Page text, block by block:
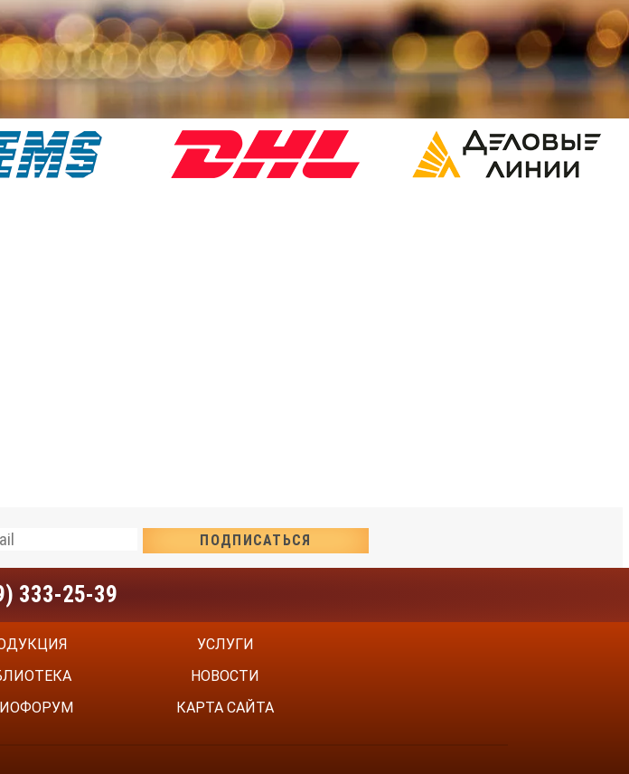
333-25-39
УСЛУГИ
НОВОСТИ
КАРТА САЙТА